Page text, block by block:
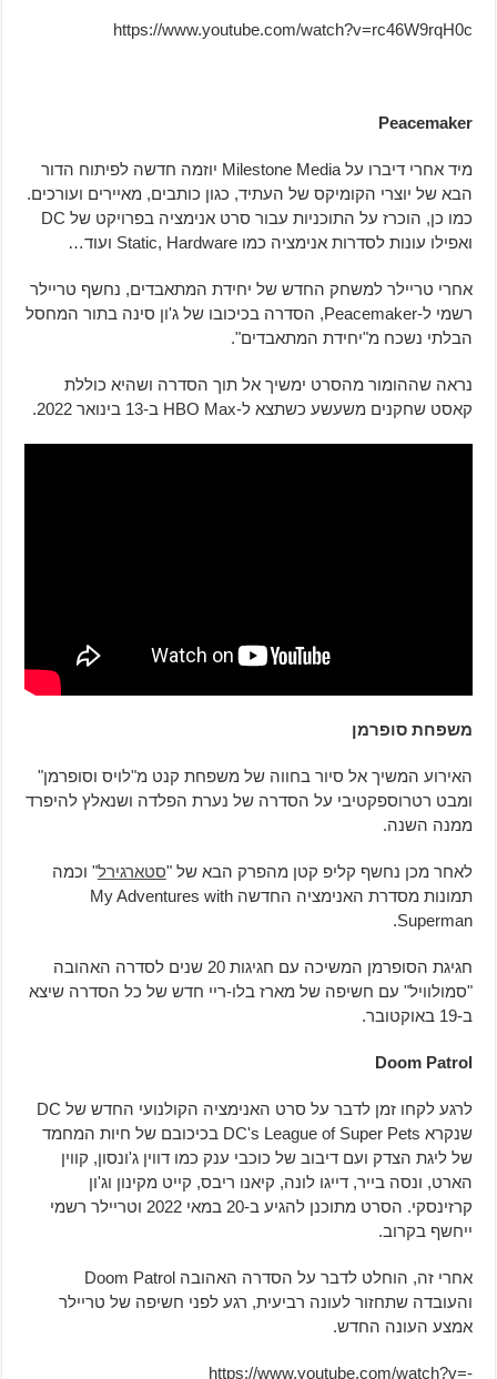
https://www.youtube.com/watch?v=rc46W9rqH0c
Peacemaker
מיד אחרי דיברו על Milestone Media יוזמה חדשה לפיתוח הדור
הבא של יוצרי הקומיקס של העתיד, כגון כותבים, מאיירים ועורכים.
כמו כן, הוכרז על התוכניות עבור סרט אנימציה בפרויקט של DC
ואפילו עונות לסדרות אנימציה כמו Static, Hardware ועוד…
אחרי טריילר למשחק החדש של יחידת המתאבדים, נחשף טריילר
רשמי ל-Peacemaker, הסדרה בכיכובו של ג'ון סינה בתור המחסל
הבלתי נשכח מ"יחידת המתאבדים".
נראה שההומור מהסרט ימשיך אל תוך הסדרה ושהיא כוללת
קאסט שחקנים משעשע כשתצא ל-HBO Max ב-13 בינואר 2022.
משפחת סופרמן
האירוע המשיך אל סיור בחווה של משפחת קנט מ"לויס וסופרמן"
ומבט רטרוספקטיבי על הסדרה של נערת הפלדה ושנאלץ להיפרד
ממנה השנה.
לאחר מכן נחשף קליפ קטן מהפרק הבא של "סטארגירל" וכמה
תמונות מסדרת האנימציה החדשה My Adventures with
Superman.
חגיגת הסופרמן המשיכה עם חגיגות 20 שנים לסדרה האהובה
"סמולוויל" עם חשיפה של מארז בלו-ריי חדש של כל הסדרה שיצא
ב-19 באוקטובר.
Doom Patrol
לרגע לקחו זמן לדבר על סרט האנימציה הקולנועי החדש של DC
שנקרא DC's League of Super Pets בכיכובם של חיות המחמד
של ליגת הצדק ועם דיבוב של כוכבי ענק כמו דווין ג'ונסון, קווין
הארט, ונסה בייר, דייגו לונה, קיאנו ריבס, קייט מקינון וג'ון
קרזינסקי. הסרט מתוכנן להגיע ב-20 במאי 2022 וטריילר רשמי
ייחשף בקרוב.
אחרי זה, הוחלט לדבר על הסדרה האהובה Doom Patrol
והעובדה שתחזור לעונה רביעית, רגע לפני חשיפה של טריילר
אמצע העונה החדש.
https://www.youtube.com/watch?v=-